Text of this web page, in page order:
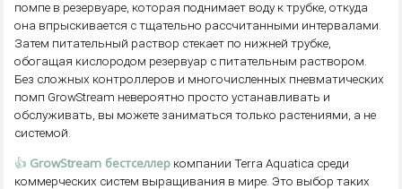
помпе в резервуаре, которая поднимает воду к трубке, откуда
она впрыскивается с тщательно рассчитанными интервалами.
Затем питательный раствор стекает по нижней трубке,
обогащая кислородом резервуар с питательным раствором.
Без сложных контроллеров и многочисленных пневматических
помп GrowStream невероятно просто устанавливать и
обслуживать, вы можете заниматься только растениями, а не
системой.
👍 GrowStream бестселлер компании Terra Aquatica среди
коммерческих систем выращивания в мире. Это выбор таких